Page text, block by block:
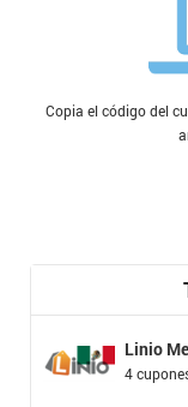
Copia el código del
Linio
4